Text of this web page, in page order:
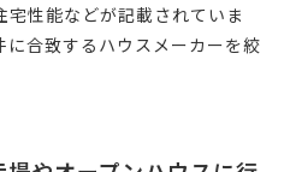
性能などが記載されていま
合致するハウスメーカーを絞